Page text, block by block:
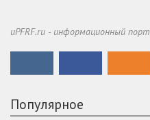
uPFRF.ru - информационный
Популярное